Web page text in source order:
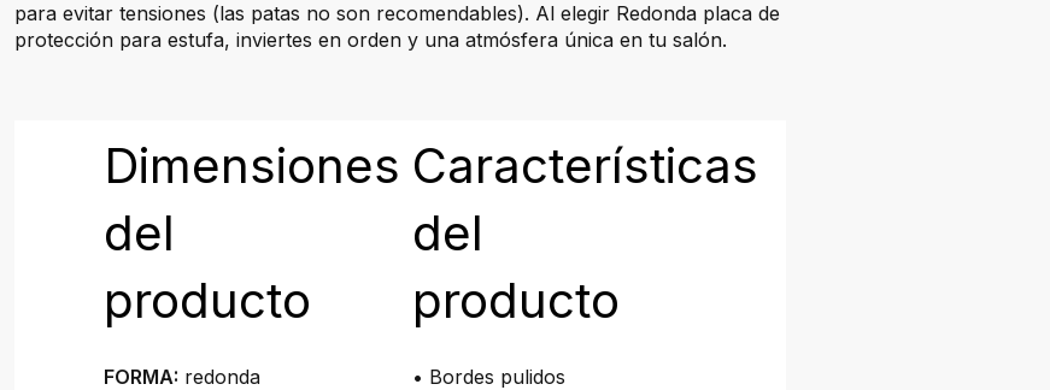
para evitar tensiones (las patas no son recomendables). Al elegir Redonda placa de
protección para estufa, inviertes en orden y una atmósfera única en tu salón.
Dimensiones
del
producto
FORMA: redonda
Características
del
producto
• Bordes pulidos